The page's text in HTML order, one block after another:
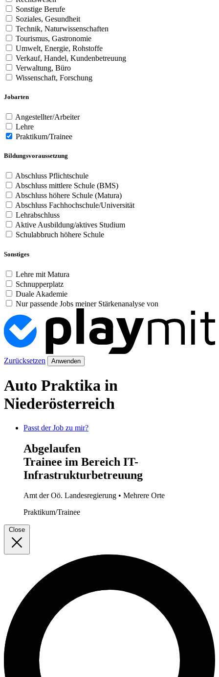
Sonstige Berufe
Soziales, Gesundheit
Technik, Naturwissenschaften
Tourismus, Gastronomie
Umwelt, Energie, Rohstoffe
Verkauf, Handel, Kundenbetreuung
Verwaltung, Büro
Wissenschaft, Forschung
Jobarten
Angestellter/Arbeiter
Lehre
Praktikum/Trainee
Bildungsvoraussetzung
Abschluss Pflichtschule
Abschluss mittlere Schule (BMS)
Abschluss höhere Schule (Matura)
Abschluss Fachhochschule/Universität
Lehrabschluss
Aktive Ausbildung/aktives Studium
Schulabbruch höhere Schule
Sonstiges
Lehre mit Matura
Schnupperplatz
Duale Akademie
Nur passende Jobs meiner Stärkenanalyse von
Zurücksetzen Anwenden
Auto Praktika in
Niederösterreich
Passt der Job zu mir?
Abgelaufen
Trainee im Bereich IT-
Infrastrukturbetreuung
Amt der Oö. Landesregierung • Mehrere Orte
Praktikum/Trainee
Close